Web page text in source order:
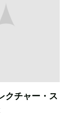
クチャー・ス